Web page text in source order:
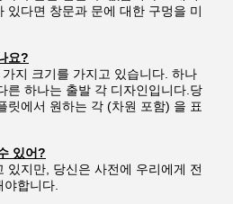
있다면 창문과 문에 대한 구멍을 미
요?
지 크기를 가지고 있습니다. 하나
른 하나는 출발 각 디자인입니다.당
릿에서 원하는 각 (차원 포함) 을 표
있어?
있지만, 당신은 사전에 우리에게 전
합니다.